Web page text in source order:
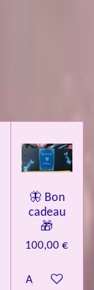
panier
🦋 Bon
cadeau
🎁
100,00 €
Ajouter au